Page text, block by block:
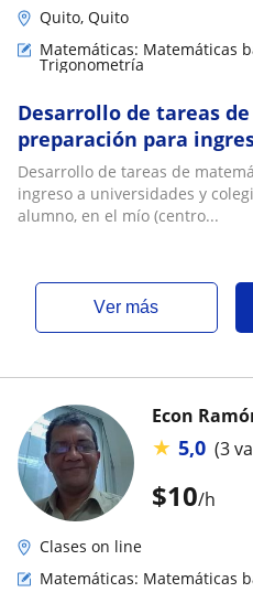
Quito, Quito
Matemáticas: Matemáticas
Trigonometría
Desarrollo de tareas
preparación para
Desarrollo de tareas de
ingreso a universidades y
alumno, en el mío (centro...
ver más
$10/h
Econ
★ 5,0 (3
Clases on line
Matemáticas: Matemáticas